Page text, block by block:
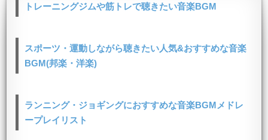
トレーニングジムや筋トレで聴きたい音楽BGM
スポーツ・運動しながら聴きたい人気&おすすめな音楽
BGM(邦楽・洋楽)
ランニング・ジョギングにおすすめな音楽BGMメドレ
ープレイリスト